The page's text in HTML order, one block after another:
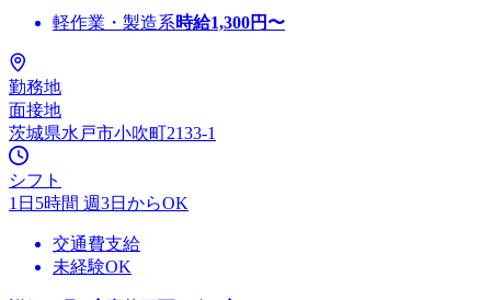
軽作業・製造系時給1,300円〜
勤務地
面接地
茨城県水戸市小吹町2133-1
シフト
1日5時間 週3日からOK
交通費支給
未経験OK